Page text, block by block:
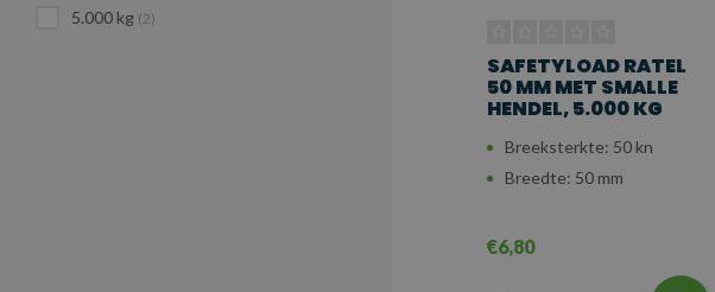
5.000 kg (2)
SAFETYLOAD RATEL
50 MM MET SMALLE
HENDEL, 5.000 KG
Breeksterkte: 50 kn
Breedte: 50 mm
€6,80